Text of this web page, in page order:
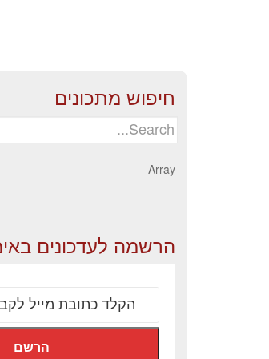
חיפוש מתכונים
Search
Array
הרשמה לעדכונים